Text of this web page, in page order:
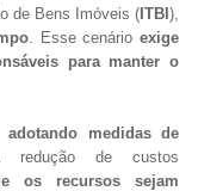
de Bens Imóveis ( ITBI ),
. Esse cenário exige
para manter o
medidas de
de custos
os recursos sejam